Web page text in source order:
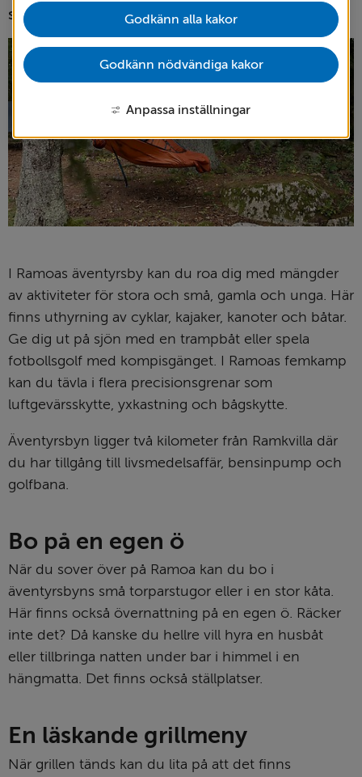
Godkänn alla kakor
Godkänn nödvändiga kakor
Anpassa inställningar
speciell miljö.
I Ramoas äventyrsby kan du roa dig med mängder
av aktiviteter för stora och små, gamla och unga. Här
finns uthyrning av cyklar, kajaker, kanoter och båtar.
Ge dig ut på sjön med en trampbåt eller spela
fotbollsgolf med kompisgänget. I Ramoas femkamp
kan du tävla i flera precisionsgrenar som
luftgevärsskytte, yxkastning och bågskytte.
Äventyrs­byn ligger två kilometer från Ramkvilla där
du har tillgång till livsmedels­­affär, bensin­pump och
golfbana.
Bo på en egen ö
När du sover över på Ramoa kan du bo i
äventyrsbyns små torpar­stugor eller i en stor kåta.
Här finns också övernattning på en egen ö. Räcker
inte det? Då kanske du hellre vill hyra en husbåt
eller tillbringa natten under bar i himmel i en
hängmatta. Det finns också ställplatser.
En läskande grillmeny
När grillen tänds kan du lita på att det finns